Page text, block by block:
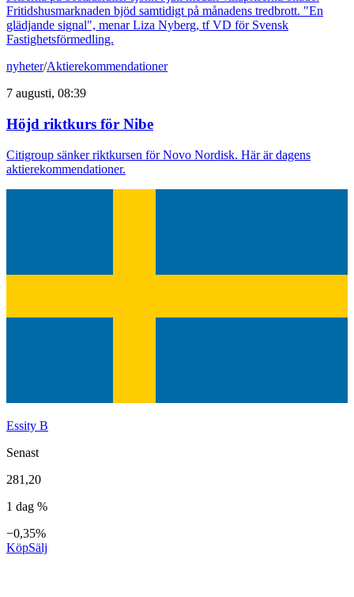
Fritidshusmarknaden bjöd samtidigt på månadens tredbrott. "En
glädjande signal", menar Liza Nyberg, tf VD för Svensk
Fastighetsförmedling.
nyheter/Aktierekommendationer
7 augusti, 08:39
Höjd riktkurs för Nibe
Citigroup sänker riktkursen för Novo Nordisk. Här är dagens
aktierekommendationer.
Essity B
Senast
281,20
1 dag %
−0,35%
KöpSälj